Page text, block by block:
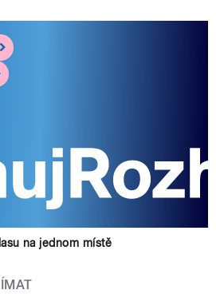
na jednom místě